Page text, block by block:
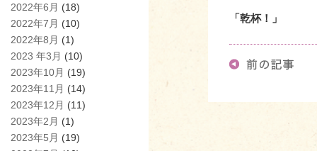
2022年6月 (18)
2022年7月 (10)
2022年8月 (1)
2023 年3月 (10)
2023年10月 (19)
2023年11月 (14)
2023年12月 (11)
2023年2月 (1)
2023年5月 (19)
「乾杯！」